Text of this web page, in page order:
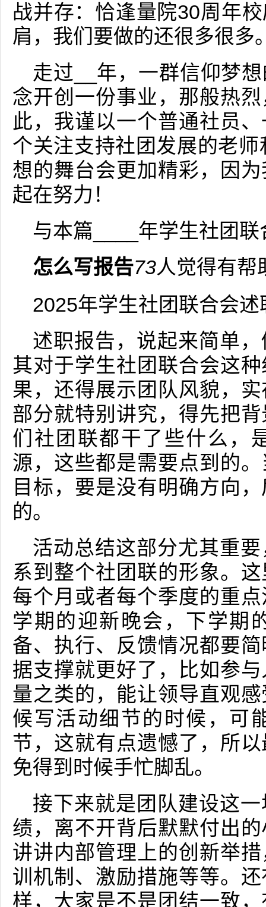
战并存：恰逢量院30周年
肩，我们要做的还很多很多
走过__年，一群信仰梦
念开创一份事业，那般热
此，我谨以一个普通社员
个关注支持社团发展的老
想的舞台会更加精彩，因
起在努力！
与本篇____年学生社团
怎么写报告73人觉得有帮
2025年学生社团联合会
述职报告，说起来简单
其对于学生社团联合会这
果，还得展示团队风貌，
部分就特别讲究，得先把
们社团联都干了些什么，
源，这些都是需要点到的
目标，要是没有明确方向
的。
活动总结这部分尤其重
系到整个社团联的形象。
每个月或者每个季度的重
学期的迎新晚会，下学期
备、执行、反馈情况都要
据支撑就更好了，比如参
量之类的，能让领导直观
候写活动细节的时候，可
节，这就有点遗憾了，所
免得到时候手忙脚乱。
接下来就是团队建设这
绩，离不开背后默默付出
讲讲内部管理上的创新举
训机制、激励措施等等。
样，大家是不是团结一致